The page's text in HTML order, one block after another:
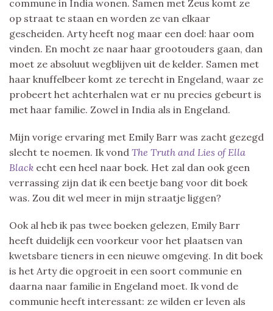
commune in India wonen. Samen met Zeus komt ze
op straat te staan en worden ze van elkaar
gescheiden. Arty heeft nog maar een doel: haar oom
vinden. En mocht ze naar haar grootouders gaan, dan
moet ze absoluut wegblijven uit de kelder. Samen met
haar knuffelbeer komt ze terecht in Engeland, waar ze
probeert het achterhalen wat er nu precies gebeurt is
met haar familie. Zowel in India als in Engeland.
Mijn vorige ervaring met Emily Barr was zacht gezegd
slecht te noemen. Ik vond The Truth and Lies of Ella
Black echt een heel naar boek. Het zal dan ook geen
verrassing zijn dat ik een beetje bang voor dit boek
was. Zou dit wel meer in mijn straatje liggen?
Ook al heb ik pas twee boeken gelezen, Emily Barr
heeft duidelijk een voorkeur voor het plaatsen van
kwetsbare tieners in een nieuwe omgeving. In dit boek
is het Arty die opgroeit in een soort communie en
daarna naar familie in Engeland moet. Ik vond de
communie heeft interessant: ze wilden er leven als